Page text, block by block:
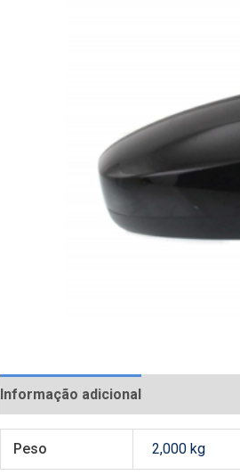
Informação adicional
Peso 2,000 kg